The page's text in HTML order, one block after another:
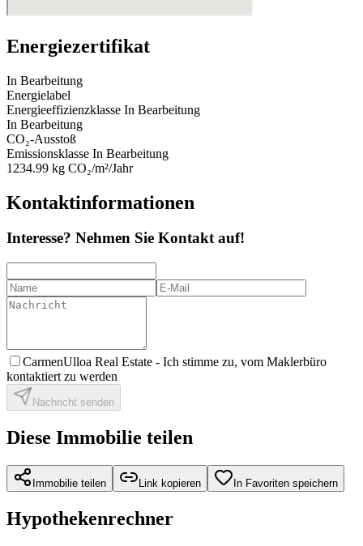
Energiezertifikat
In Bearbeitung
Energielabel
Energieeffizienzklasse In Bearbeitung
In Bearbeitung
CO₂-Ausstoß
Emissionsklasse In Bearbeitung
1234.99 kg CO₂/m²/Jahr
Kontaktinformationen
Interesse? Nehmen Sie Kontakt auf!
CarmenUlloa Real Estate - Ich stimme zu, vom Maklerbüro
kontaktiert zu werden
Nachricht senden
Diese Immobilie teilen
Immobilie teilen Link kopieren In Favoriten speichern
Hypothekenrechner